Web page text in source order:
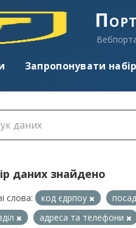
Запропонувати набір
даних знайдено
слова: код єдрпоу
адреса та телефони